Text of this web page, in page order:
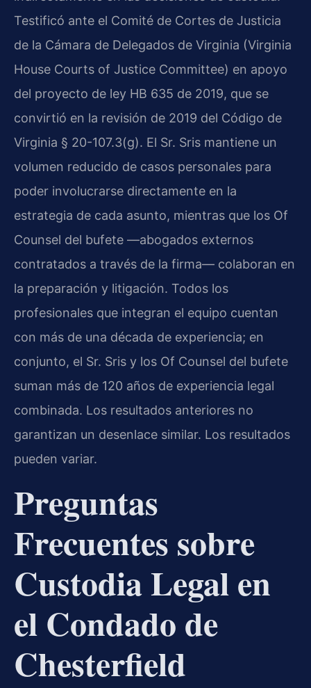
Testificó ante el Comité de Cortes de Justicia
de la Cámara de Delegados de Virginia (Virginia
House Courts of Justice Committee) en apoyo
del proyecto de ley HB 635 de 2019, que se
convirtió en la revisión de 2019 del Código de
Virginia § 20-107.3(g). El Sr. Sris mantiene un
volumen reducido de casos personales para
poder involucrarse directamente en la
estrategia de cada asunto, mientras que los Of
Counsel del bufete —abogados externos
contratados a través de la firma— colaboran en
la preparación y litigación. Todos los
profesionales que integran el equipo cuentan
con más de una década de experiencia; en
conjunto, el Sr. Sris y los Of Counsel del bufete
suman más de 120 años de experiencia legal
combinada. Los resultados anteriores no
garantizan un desenlace similar. Los resultados
pueden variar.
Preguntas
Frecuentes sobre
Custodia Legal en
el Condado de
Chesterfield